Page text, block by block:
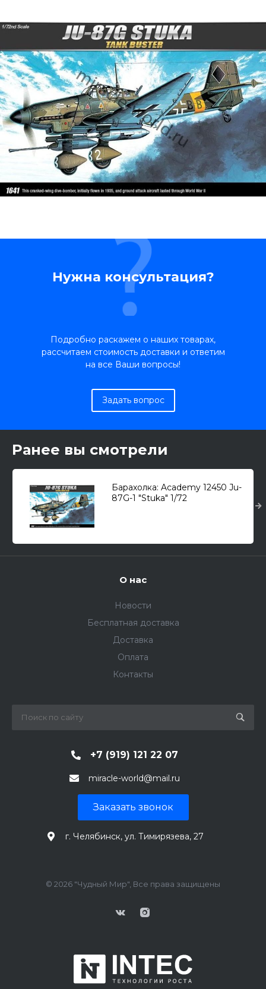
Нужна консультация?
Подробно раскажем о наших товарах,
рассчитаем стоимость доставки и ответим
на все Ваши вопросы!
Задать вопрос
Ранее вы смотрели
Барахолка: Academy 12450 Ju-
87G-1 "Stuka" 1/72
О нас
Новости
Бесплатная доставка
Доставка
Оплата
Контакты
+7 (919) 121 22 07
miracle-world@mail.ru
Заказать звонок
г. Челябинск, ул. Тимирязева, 27
© 2026 "Чудный Мир", Все права защищены